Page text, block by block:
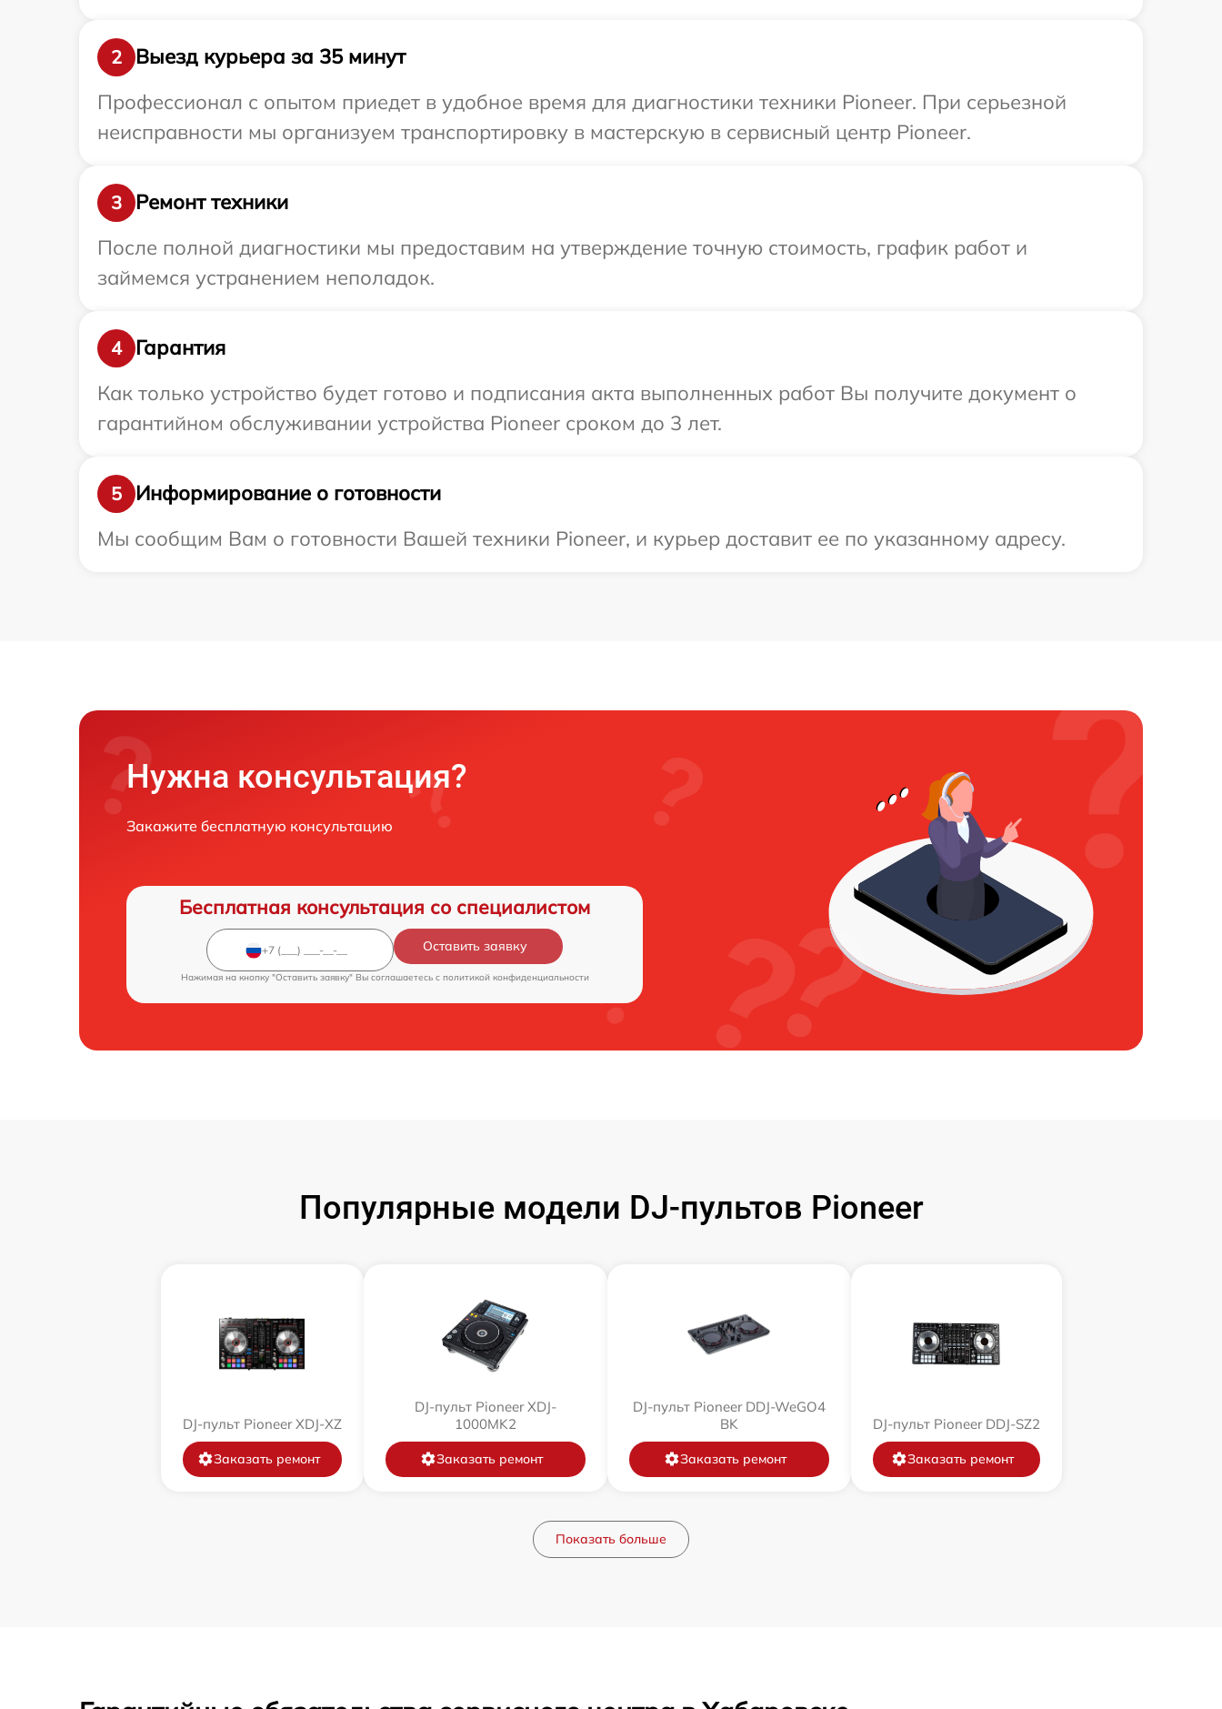
2
Выезд курьера за 35 минут
Профессионал с опытом приедет в удобное время для диагностики техники Pioneer. При серьезной
неисправности мы организуем транспортировку в мастерскую в сервисный центр Pioneer.
3
Ремонт техники
После полной диагностики мы предоставим на утверждение точную стоимость, график работ и
займемся устранением неполадок.
4
Гарантия
Как только устройство будет готово и подписания акта выполненных работ Вы получите документ о
гарантийном обслуживании устройства Pioneer сроком до 3 лет.
5
Информирование о готовности
Мы сообщим Вам о готовности Вашей техники Pioneer, и курьер доставит ее по указанному адресу.
Нужна консультация?
Закажите бесплатную консультацию
Бесплатная консультация со специалистом
Оставить заявку
Нажимая на кнопку "Оставить заявку" Вы соглашаетесь c политикой конфиденциальности
Популярные модели DJ-пультов Pioneer
DJ-пульт Pioneer XDJ-XZ
Заказать ремонт
DJ-пульт Pioneer XDJ-
1000MK2
Заказать ремонт
DJ-пульт Pioneer DDJ-WeGO4
BK
Заказать ремонт
DJ-пульт Pioneer DDJ-SZ2
Заказать ремонт
Показать больше